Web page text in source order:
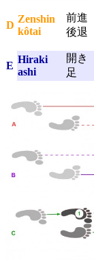
D
Zenshin
kôtai
前進
後退
E
Hiraki
ashi
開き
足